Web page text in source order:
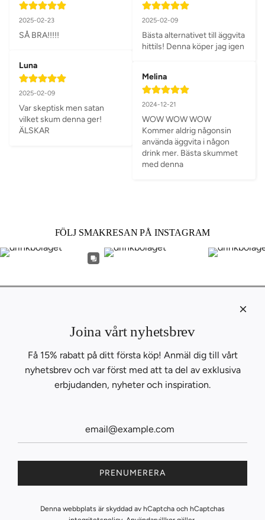
2025-02-23
SÅ BRA!!!!!
Luna
2025-02-09
Var skeptisk men satan
vilket skum denna ger!
ÄLSKAR
2025-02-09
Bästa alternativet till äggvita
hittils! Denna köper jag igen
Melina
2024-12-21
WOW WOW WOW
Kommer aldrig någonsin
använda äggvita i någon
drink mer. Bästa skummet
med denna
FÖLJ SMAKRESAN PÅ INSTAGRAM
Om oss
Kontakta oss
B2B
INSPIRATION
BLOGG
FOLLOW THE FLAVORS
Joina vårt nyhetsbrev
Få 15% rabatt på ditt första köp! Anmäl dig till vårt
nyhetsbrev och var först med att ta del av exklusiva
erbjudanden, nyheter och inspiration.
PRENUMERERA
Denna webbplats är skyddad av hCaptcha och hCaptchas